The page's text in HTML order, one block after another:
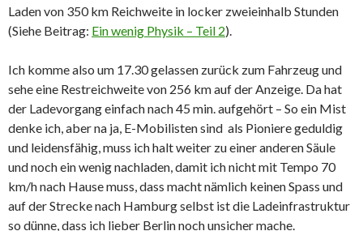
Laden von 350 km Reichweite in locker zweieinhalb Stunden
(Siehe Beitrag: Ein wenig Physik – Teil 2).
Ich komme also um 17.30 gelassen zurück zum Fahrzeug und
sehe eine Restreichweite von 256 km auf der Anzeige. Da hat
der Ladevorgang einfach nach 45 min. aufgehört – So ein Mist
denke ich, aber na ja, E-Mobilisten sind als Pioniere geduldig
und leidensfähig, muss ich halt weiter zu einer anderen Säule
und noch ein wenig nachladen, damit ich nicht mit Tempo 70
km/h nach Hause muss, dass macht nämlich keinen Spass und
auf der Strecke nach Hamburg selbst ist die Ladeinfrastruktur
so dünne, dass ich lieber Berlin noch unsicher mache.